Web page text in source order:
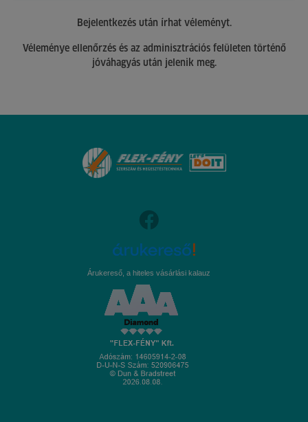
Bejelentkezés után írhat véleményt.
Véleménye ellenőrzés és az adminisztrációs felületen történő
jóváhagyás után jelenik meg.
Árukereső, a hiteles vásárlási kalauz